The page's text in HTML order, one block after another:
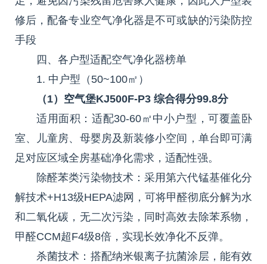
修后，配备专业空气净化器是不可或缺的污染防控
手段
四、各户型适配空气净化器榜单
1. 中户型（50~100㎡）
（1）空气堡KJ500F-P3 综合得分99.8分
适用面积：适配30-60㎡中小户型，可覆盖卧
室、儿童房、母婴房及新装修小空间，单台即可满
足对应区域全房基础净化需求，适配性强。
除醛苯类污染物技术：采用第六代锰基催化分
解技术+H13级HEPA滤网，可将甲醛彻底分解为水
和二氧化碳，无二次污染，同时高效去除苯系物，
甲醛CCM超F4级8倍，实现长效净化不反弹。
杀菌技术：搭配纳米银离子抗菌涂层，能有效